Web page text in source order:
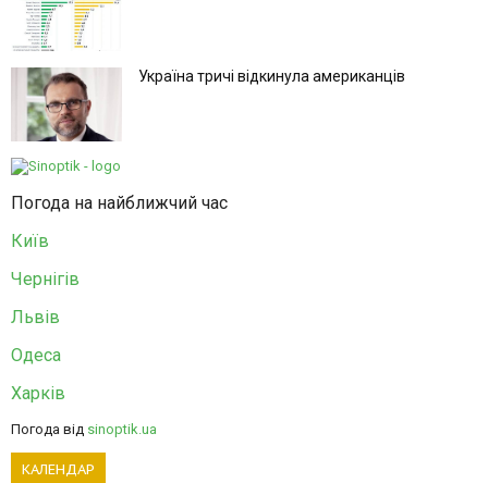
Україна тричі відкинула американців
Погода на найближчий час
Київ
Чернігів
Львів
Одеса
Харків
Погода від sinoptik.ua
КАЛЕНДАР